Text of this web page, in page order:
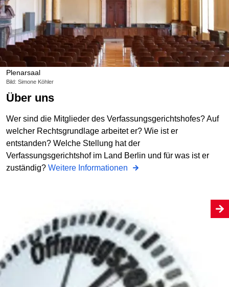
Plenarsaal
Bild: Simone Köhler
Über uns
Wer sind die Mitglieder des Verfassungsgerichtshofes? Auf
welcher Rechtsgrundlage arbeitet er? Wie ist er
entstanden? Welche Stellung hat der
Verfassungsgerichtshof im Land Berlin und für was ist er
zuständig? Weitere Informationen